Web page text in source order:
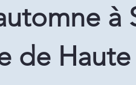
à
de Haute